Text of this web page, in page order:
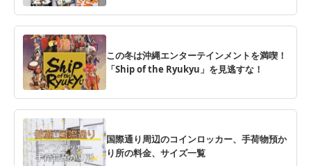
この冬は沖縄エンターテインメントを満喫！
「Ship of the Ryukyu」を見逃すな！
国際通り周辺のコインロッカー、手荷物預か
り所の料金、サイズ一覧